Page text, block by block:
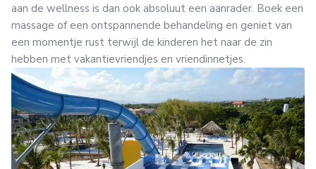
aan de wellness is dan ook absoluut een aanrader. Boek een
massage of een ontspannende behandeling en geniet van
een momentje rust terwijl de kinderen het naar de zin
hebben met vakantievriendjes en vriendinnetjes.